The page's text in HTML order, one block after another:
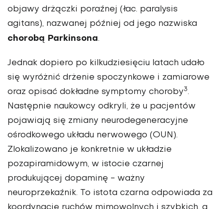
objawy drżączki poraźnej (łac. paralysis
agitans), nazwanej później od jego nazwiska
chorobą Parkinsona.
Jednak dopiero po kilkudziesięciu latach udało
się wyróżnić drżenie spoczynkowe i zamiarowe
oraz opisać dokładne symptomy choroby3.
Następnie naukowcy odkryli, że u pacjentów
pojawiają się zmiany neurodegeneracyjne
ośrodkowego układu nerwowego (OUN).
Zlokalizowano je konkretnie w układzie
pozapiramidowym, w istocie czarnej
produkującej dopaminę - ważny
neuroprzekaźnik. To istota czarna odpowiada za